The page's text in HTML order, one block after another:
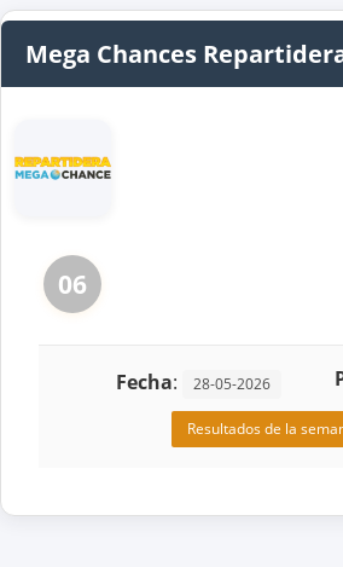
Mega Chances
06
Fecha: 28-05-2026
Resultados de la